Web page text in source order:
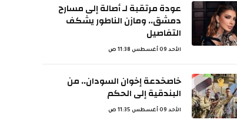
عودة مرتقبة لـ أصالة إلى مسارح
دمشق.. ومازن الناطور يشكف
التفاصيل
الأحد 09 أغسطس 11:38 ص
خاصخدعة إخوان السودان.. من
البندقية إلى الحكم
الأحد 09 أغسطس 11:35 ص